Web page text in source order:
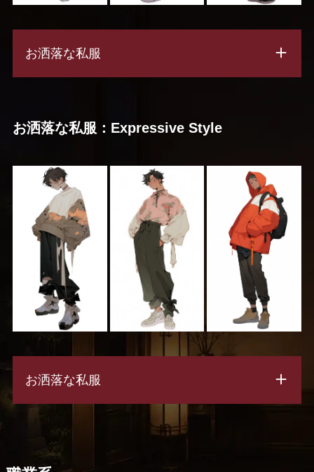
お洒落な私服
お洒落な私服：Expressive Style
お洒落な私服